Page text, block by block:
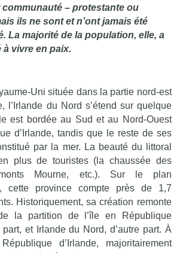
– protestante ou
ils ne sont et n’ont jamais été
La majorité de la population, elle, a
vivre en paix.
Uni située dans la partie nord-est
l’Irlande du Nord s’étend sur quelque
est bordée au Sud et au Nord-Ouest
d’Irlande, tandis que le reste de ses
par la mer. La beauté du littoral
plus de touristes (la chaussée des
Mourne, etc.). Sur le plan
cette province compte près de 1,7
Historiquement, sa création remonte
la partition de l’île en République
part, et Irlande du Nord, d’autre part. À
d’Irlande, majoritairement